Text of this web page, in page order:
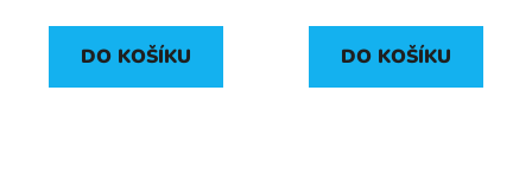
DO KOŠÍKU DO KOŠÍKU